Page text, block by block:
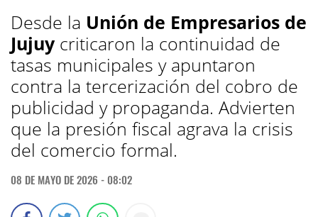
Desde la Unión de Empresarios de
Jujuy criticaron la continuidad de
tasas municipales y apuntaron
contra la tercerización del cobro de
publicidad y propaganda. Advierten
que la presión fiscal agrava la crisis
del comercio formal.
08 DE MAYO DE 2026 - 08:02